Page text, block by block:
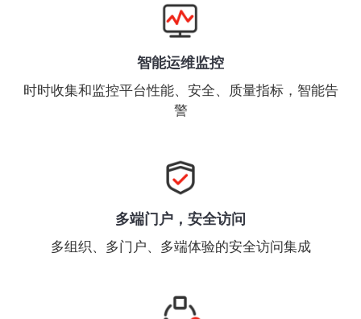
智能运维监控
时时收集和监控平台性能、安全、质量指标，智能告
警
多端门户，安全访问
多组织、多门户、多端体验的安全访问集成